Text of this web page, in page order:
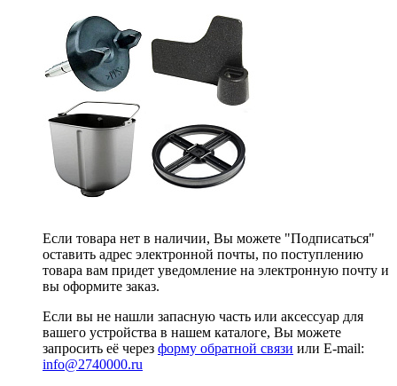
Если товара нет в наличии, Вы можете "Подписаться"
оставить адрес электронной почты, по поступлению
товара вам придет уведомление на электронную почту и
вы оформите заказ.
Если вы не нашли запасную часть или аксессуар для
вашего устройства в нашем каталоге, Вы можете
запросить её через форму обратной связи или E-mail:
info@2740000.ru